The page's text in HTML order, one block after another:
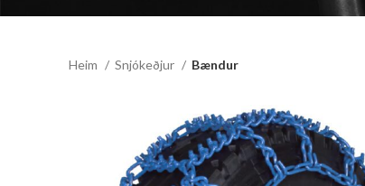
Heim Snjókeðjur Bændur